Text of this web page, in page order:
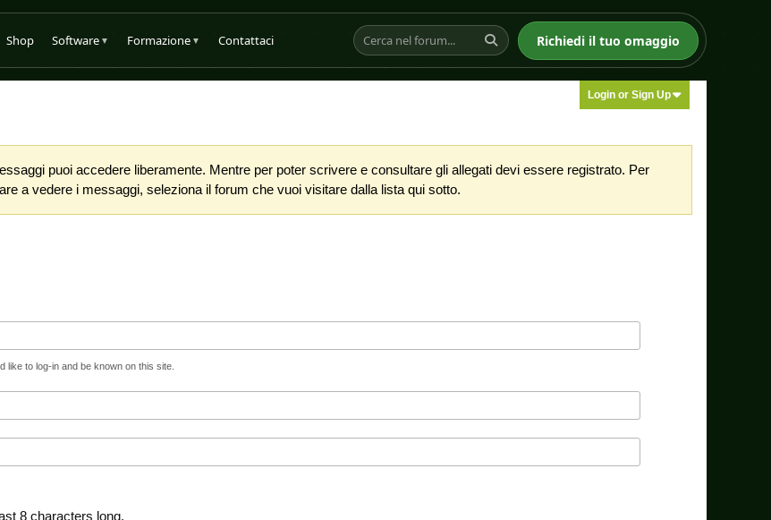
Shop Software ▼ Formazione ▼ Contattaci Richiedi il tuo omaggio
Login or Sign Up
puoi accedere liberamente. Mentre per poter scrivere e consultare gli allegati devi essere registrato. Per
a vedere i messaggi, seleziona il forum che vuoi visitare dalla lista qui sotto.
like to log-in and be known on this site.
8 characters long.